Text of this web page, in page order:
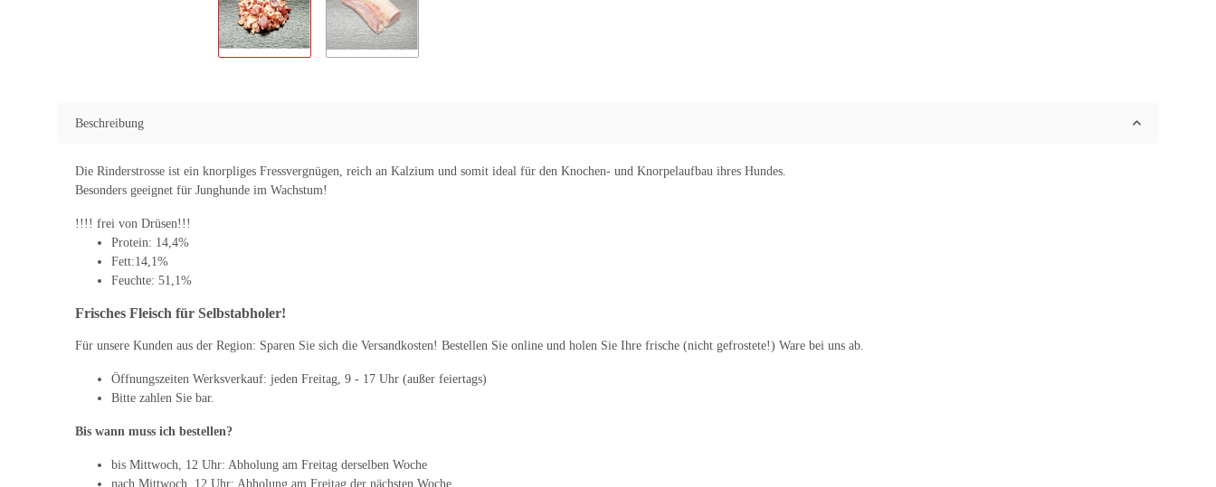
Beschreibung
Die Rinderstrosse ist ein knorpliges Fressvergnügen, reich an Kalzium und somit ideal für den Knochen- und Knorpelaufbau ihres Hundes.
Besonders geeignet für Junghunde im Wachstum!
!!!! frei von Drüsen!!!
Protein: 14,4%
Fett:14,1%
Feuchte: 51,1%
Frisches Fleisch für Selbstabholer!
Für unsere Kunden aus der Region: Sparen Sie sich die Versandkosten! Bestellen Sie online und holen Sie Ihre frische (nicht gefrostete!) Ware bei uns ab.
Öffnungszeiten Werksverkauf: jeden Freitag, 9 - 17 Uhr (außer feiertags)
Bitte zahlen Sie bar.
Bis wann muss ich bestellen?
bis Mittwoch, 12 Uhr: Abholung am Freitag derselben Woche
nach Mittwoch, 12 Uhr: Abholung am Freitag der nächsten Woche